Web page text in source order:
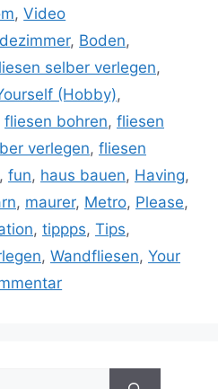
,Video
, Boden,
selber verlegen,
(Hobby),
fliesen bohren, fliesen
verlegen, fliesen
, fun, haus bauen, Having,
, maurer, Metro, Please,
, tippps, Tips,
, Wandfliesen, Your